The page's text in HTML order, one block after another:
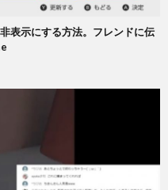
表示にする方法。フレンドに伝